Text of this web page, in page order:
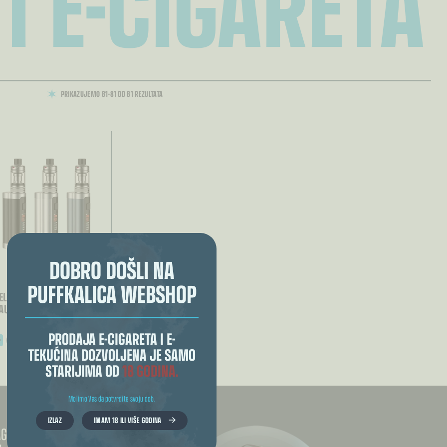
DOBRO DOŠLI NA
PUFFKALICA WEBSHOP
PRODAJA E-CIGARETA I E-
TEKUĆINA DOZVOLJENA JE SAMO
STARIJIMA OD18 GODINA.
Molimo Vas da potvrdite svoju dob.
IMAM 18 ILI VIŠE GODINA
IZLAZ
PRIKAZUJEMO 81–81 OD 81 REZULTATA
X 80W
3 TANK KIT
ODABERI OPCIJE
ZA